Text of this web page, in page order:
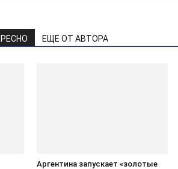
ЕЩЕ ОТ АВТОРА
Аргентина запускает «золотые